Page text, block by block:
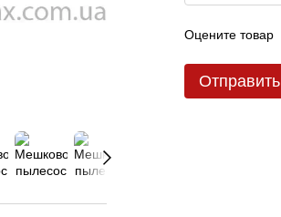
Оцените товар
Отправить